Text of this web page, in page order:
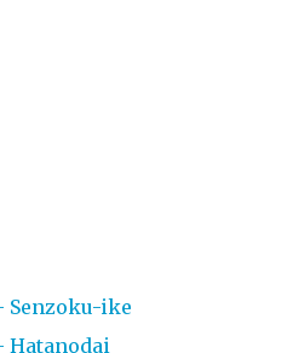
Senzoku-ike
Hatanodai